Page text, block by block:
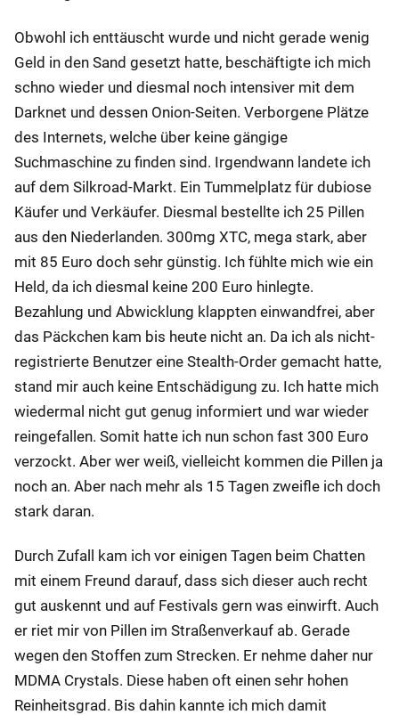
Obwohl ich enttäuscht wurde und nicht gerade wenig
Geld in den Sand gesetzt hatte, beschäftigte ich mich
schno wieder und diesmal noch intensiver mit dem
Darknet und dessen Onion-Seiten. Verborgene Plätze
des Internets, welche über keine gängige
Suchmaschine zu finden sind. Irgendwann landete ich
auf dem Silkroad-Markt. Ein Tummelplatz für dubiose
Käufer und Verkäufer. Diesmal bestellte ich 25 Pillen
aus den Niederlanden. 300mg XTC, mega stark, aber
mit 85 Euro doch sehr günstig. Ich fühlte mich wie ein
Held, da ich diesmal keine 200 Euro hinlegte.
Bezahlung und Abwicklung klappten einwandfrei, aber
das Päckchen kam bis heute nicht an. Da ich als nicht-
registrierte Benutzer eine Stealth-Order gemacht hatte,
stand mir auch keine Entschädigung zu. Ich hatte mich
wiedermal nicht gut genug informiert und war wieder
reingefallen. Somit hatte ich nun schon fast 300 Euro
verzockt. Aber wer weiß, vielleicht kommen die Pillen ja
noch an. Aber nach mehr als 15 Tagen zweifle ich doch
stark daran.
Durch Zufall kam ich vor einigen Tagen beim Chatten
mit einem Freund darauf, dass sich dieser auch recht
gut auskennt und auf Festivals gern was einwirft. Auch
er riet mir von Pillen im Straßenverkauf ab. Gerade
wegen den Stoffen zum Strecken. Er nehme daher nur
MDMA Crystals. Diese haben oft einen sehr hohen
Reinheitsgrad. Bis dahin kannte ich mich damit